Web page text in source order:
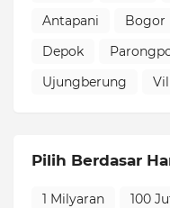
Antapani
Bogor
Depok
Ujungberung
Pilih Berdasar
1 Milyaran 100